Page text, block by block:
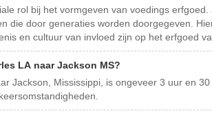
rol bij het vormgeven van voedings erfgoed.
die door generaties worden doorgegeven.
en cultuur van invloed zijn op het erfgoed
LA naar Jackson MS?
Jackson, Mississippi, is ongeveer 3 uur en 30